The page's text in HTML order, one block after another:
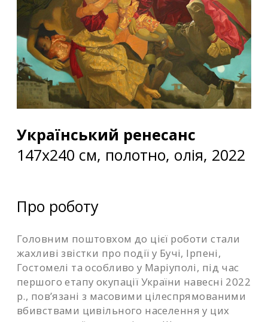
Український ренесанс
147х240 см, полотно, олія, 2022
Про роботу
Головним поштовхом до цієї роботи стали
жахливі звістки про події у Бучі, Ірпені,
Гостомелі та особливо у Маріуполі, під час
першого етапу окупації України навесні 2022
р., пов’язані з масовими цілеспрямованими
вбивствами цивільного населення у цих